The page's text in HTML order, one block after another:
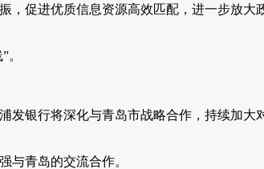
促进优质信息资源高效匹配，进一步放
。
银行将深化与青岛市战略合作，持续加
与青岛的交流合作。